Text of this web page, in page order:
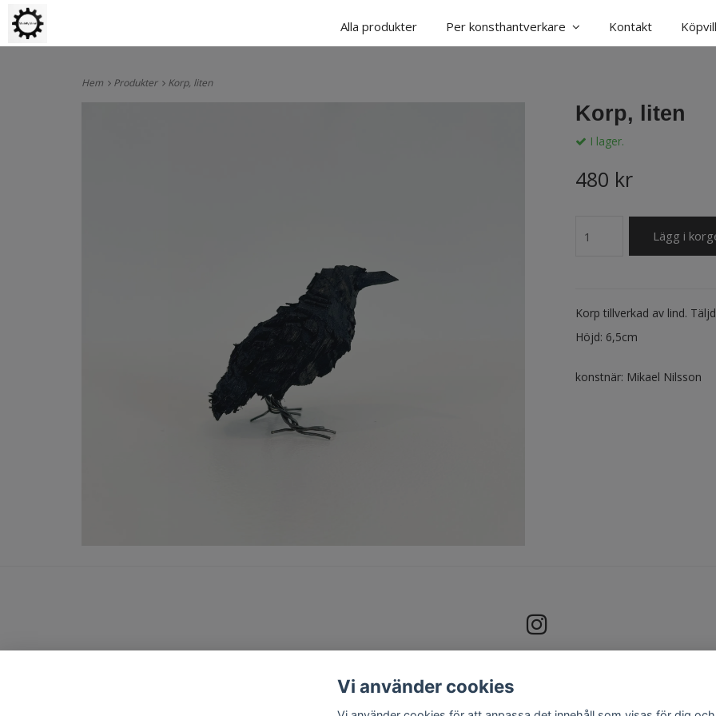
Hem Produkter Korp, liten
Korp, liten
I lager.
480 kr
Lägg i
Korp tillverkad av lind.
Höjd: 6,5cm
konstnär: Mikael Nilsson
Vi använder cookies
Alla produkter Per konsthantverkare Kontakt